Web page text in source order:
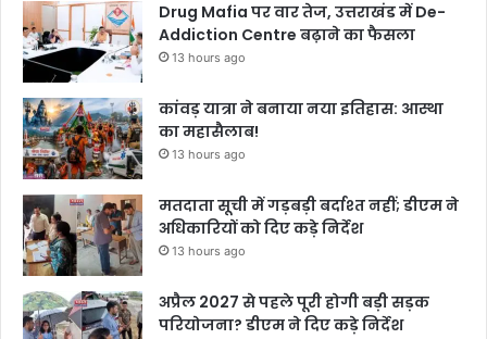
Drug Mafia पर वार तेज, उत्तराखंड में De-
Addiction Centre बढ़ाने का फैसला
13 hours ago
कांवड़ यात्रा ने बनाया नया इतिहास: आस्था
का महासैलाब!
13 hours ago
मतदाता सूची में गड़बड़ी बर्दाश्त नहीं; डीएम ने
अधिकारियों को दिए कड़े निर्देश
13 hours ago
अप्रैल 2027 से पहले पूरी होगी बड़ी सड़क
परियोजना? डीएम ने दिए कड़े निर्देश